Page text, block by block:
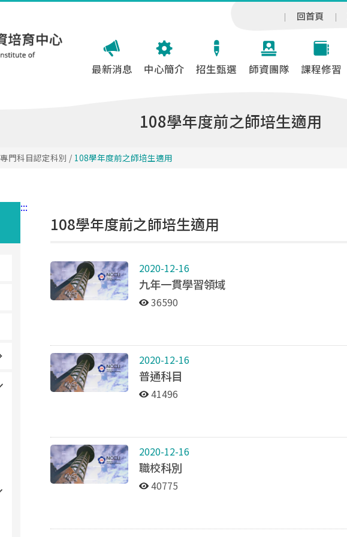
回首頁
最新消息 中心簡介 招生甄選 師資團隊 課程修習
108學年度前之師培生適用
專門科目認定科別 / 108學年度前之師培生適用
:::
108學年度前之師培生適用
2020-12-16
九年一貫學習領域
36590
2020-12-16
普通科目
41496
2020-12-16
職校科別
40775